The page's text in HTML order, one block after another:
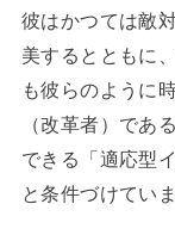
彼はかつては敵
美するとともに
も彼らのように
（改革者）であ
できる「適応型
と条件づけていま